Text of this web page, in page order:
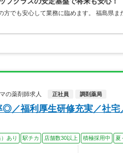
方でも安心して業務に臨めます。 福島県
の薬剤師求人
正社員 調剤薬局
◎／福利厚生研修充実／社
あり 駅チカ 店舗数30以上 積極採用中 夏